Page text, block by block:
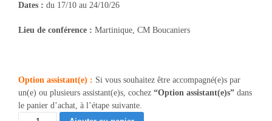
Dates : du 17/10 au 24/10/26
Lieu de conférence : Martinique, CM Boucaniers
Option assistant(e) : Si vous souhaitez être accompagné(e)s par
un(e) ou plusieurs assistant(e)s, cochez “Option assistant(e)s” dans
le panier d’achat, à l’étape suivante.
quantité